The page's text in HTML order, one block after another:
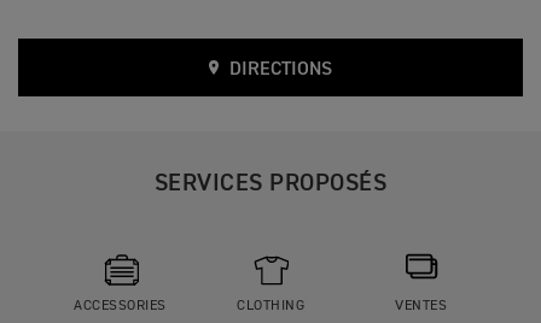
DIRECTIONS
SERVICES PROPOSÉS
ACCESSORIES CLOTHING VENTES